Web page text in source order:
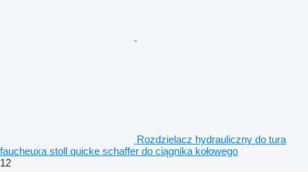
Rozdzielacz hydrauliczny do tura
faucheuxa stoll quicke schaffer do ciągnika kołowego
12